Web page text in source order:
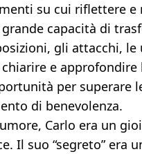
su cui riflettere e
grande capacità di
gli attacchi, le
e approfondire
per superare
di benevolenza.
Carlo era un
Il suo “segreto” era